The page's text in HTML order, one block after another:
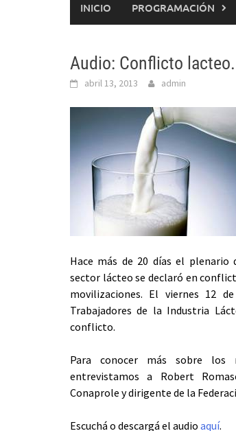
INICIO PROGRAMACIÓN
Audio: Conflicto
abril 13, 2013 admin
Hace más de 20 días el
sector lácteo se declaró en
movilizaciones. El viernes 12
Trabajadores de la Industria
conflicto.
Para conocer más sobre los
entrevistamos a Robert
Conaprole y dirigente de la
Escuchá o descargá el audio aquí.